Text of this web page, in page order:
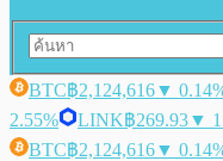
BTC฿2,124,616▼
2.55%
LINK฿269.93▼
BTC฿2,124,616▼